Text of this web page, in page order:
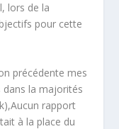
lors de la
pour cette
précédente mes
la majorités
rapport
à la place du